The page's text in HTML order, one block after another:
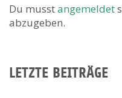
Du musstangemeldet
abzugeben.
LETZTE BEITRÄGE